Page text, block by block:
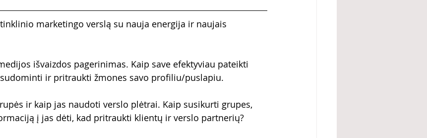
marketingo verslą su nauja energija ir naujais
išvaizdos pagerinimas. Kaip save efektyviau pateikti
ir pritraukti žmones savo profiliu/puslapiu.
ir kaip jas naudoti verslo plėtrai. Kaip susikurti grupes,
į jas dėti, kad pritraukti klientų ir verslo partnerių?